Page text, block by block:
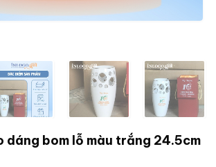
dáng bom lỗ màu trắng 24.5cm